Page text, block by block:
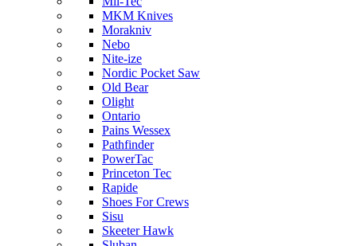
MKM Knives
Morakniv
Nebo
Nite-ize
Nordic Pocket Saw
Old Bear
Olight
Ontario
Pains Wessex
Pathfinder
PowerTac
Princeton Tec
Rapide
Shoes For Crews
Sisu
Skeeter Hawk